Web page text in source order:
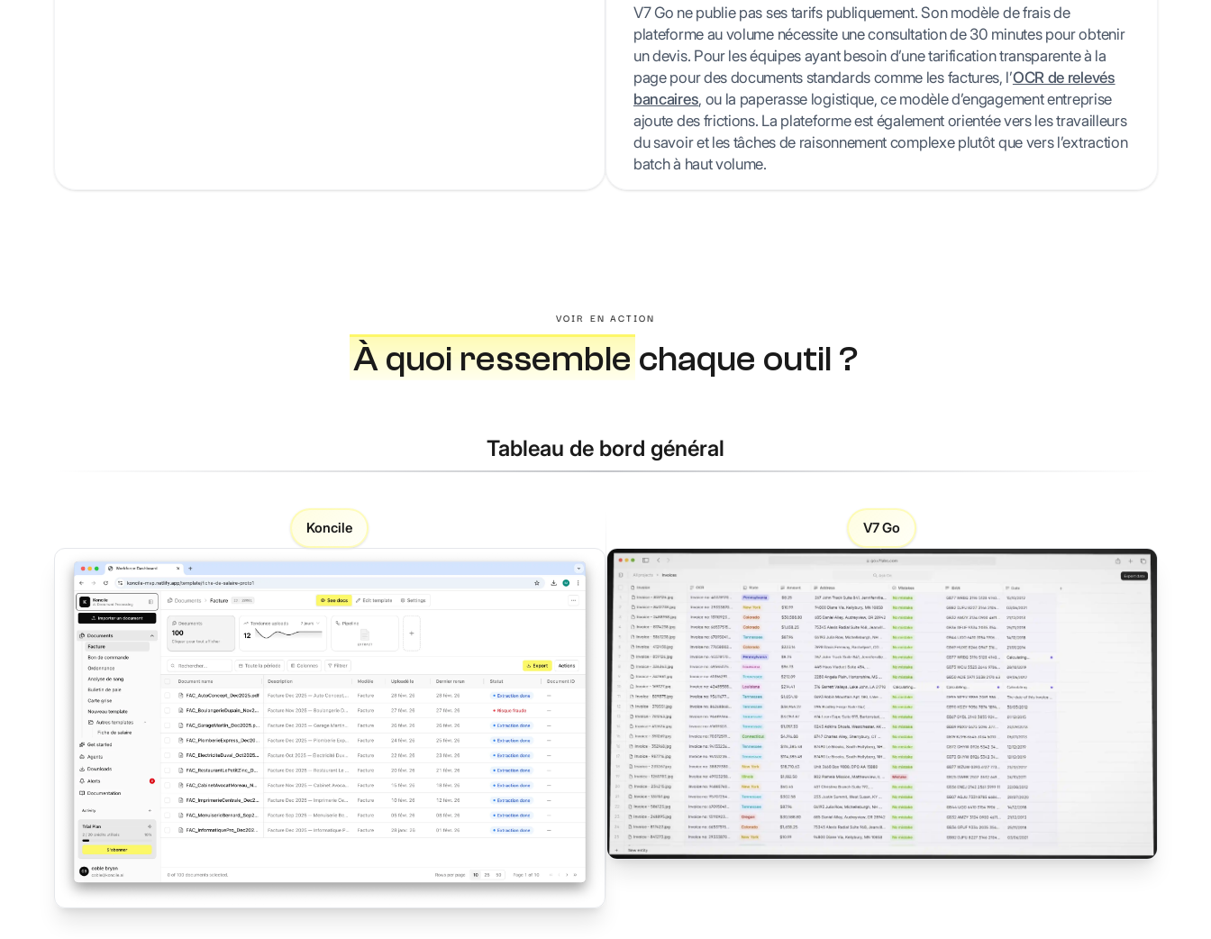
V7 Go ne publie pas ses tarifs publiquement. Son modèle de frais de
plateforme au volume nécessite une consultation de 30 minutes pour obtenir
un devis. Pour les équipes ayant besoin d’une tarification transparente à la
page pour des documents standards comme les factures, l’OCR de relevés
bancaires, ou la paperasse logistique, ce modèle d’engagement entreprise
ajoute des frictions. La plateforme est également orientée vers les travailleurs
du savoir et les tâches de raisonnement complexe plutôt que vers l’extraction
batch à haut volume.
VOIR EN ACTION
À quoi ressemblechaque outil ?
Tableau de bord général
Koncile V7 Go